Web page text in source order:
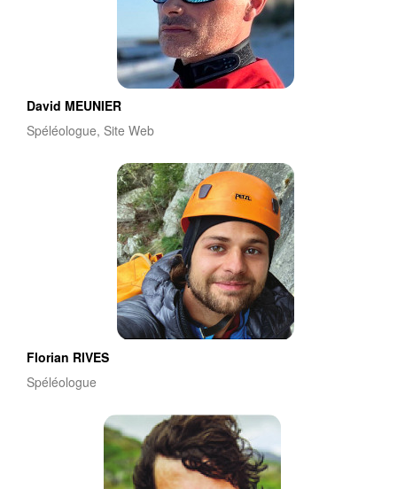
David MEUNIER
Spéléologue, Site Web
Florian RIVES
Spéléologue